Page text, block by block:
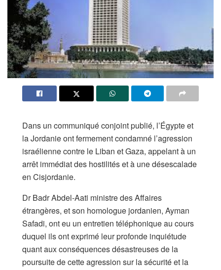
Dans un communiqué conjoint publié, l’Égypte et
la Jordanie ont fermement condamné l’agression
israélienne contre le Liban et Gaza, appelant à un
arrêt immédiat des hostilités et à une désescalade
en Cisjordanie.
Dr Badr Abdel-Aati ministre des Affaires
étrangères, et son homologue jordanien, Ayman
Safadi, ont eu un entretien téléphonique au cours
duquel ils ont exprimé leur profonde inquiétude
quant aux conséquences désastreuses de la
poursuite de cette agression sur la sécurité et la